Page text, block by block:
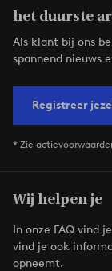
het duurste
Als klant bij ons
spannend nieuws
Registreer
* Zie
Wij helpen je
In onze FAQ vind
vind je ook
opneemt.